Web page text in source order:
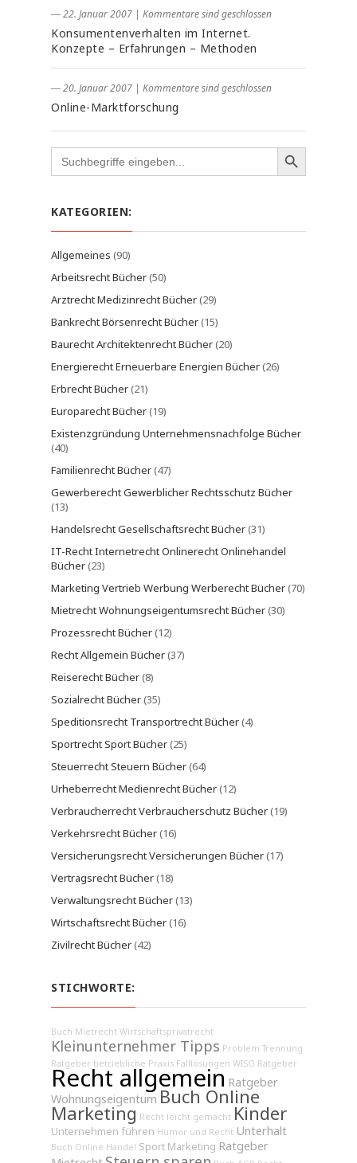
― 22. Januar 2007 | Kommentare sind geschlossen
Konsumentenverhalten im Internet.
Konzepte – Erfahrungen – Methoden
― 20. Januar 2007 | Kommentare sind geschlossen
Online-Marktforschung
Search
for:
KATEGORIEN:
Allgemeines (90)
Arbeitsrecht Bücher(50)
Arztrecht Medizinrecht Bücher(29)
Bankrecht Börsenrecht Bücher(15)
Baurecht Architektenrecht Bücher(20)
Energierecht Erneuerbare Energien Bücher(26)
Erbrecht Bücher(21)
Europarecht Bücher(19)
Existenzgründung Unternehmensnachfolge Bücher
(40)
Familienrecht Bücher(47)
Gewerberecht Gewerblicher Rechtsschutz Bücher
(13)
Handelsrecht Gesellschaftsrecht Bücher(31)
IT-Recht Internetrecht Onlinerecht Onlinehandel
Bücher(23)
Marketing Vertrieb Werbung Werberecht Bücher(70)
Mietrecht Wohnungseigentumsrecht Bücher(30)
Prozessrecht Bücher(12)
Recht Allgemein Bücher(37)
Reiserecht Bücher(8)
Sozialrecht Bücher(35)
Speditionsrecht Transportrecht Bücher(4)
Sportrecht Sport Bücher(25)
Steuerrecht Steuern Bücher(64)
Urheberrecht Medienrecht Bücher(12)
Verbraucherrecht Verbraucherschutz Bücher(19)
Verkehrsrecht Bücher(16)
Versicherungsrecht Versicherungen Bücher(17)
Vertragsrecht Bücher(18)
Verwaltungsrecht Bücher(13)
Wirtschaftsrecht Bücher(16)
Zivilrecht Bücher(42)
STICHWORTE:
Buch Mietrecht Wirtschaftsprivatrecht
Kleinunternehmer Tipps Problem Trennung
Ratgeber betriebliche Praxis Falllösungen WISO Ratgeber
Recht allgemein Ratgeber
Wohnungseigentum Buch Online
Marketing Recht leicht gemacht Kinder
Unternehmen führen Humor und Recht Unterhalt
Buch Online Handel Sport Marketing Ratgeber